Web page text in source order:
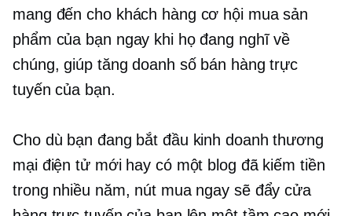
mang đến cho khách hàng cơ hội mua sản
phẩm của bạn ngay khi họ đang nghĩ về
chúng, giúp tăng doanh số bán hàng trực
tuyến của bạn.
Cho dù bạn đang bắt đầu kinh doanh thương
mại điện tử mới hay có một blog đã kiếm tiền
trong nhiều năm, nút mua ngay sẽ đẩy cửa